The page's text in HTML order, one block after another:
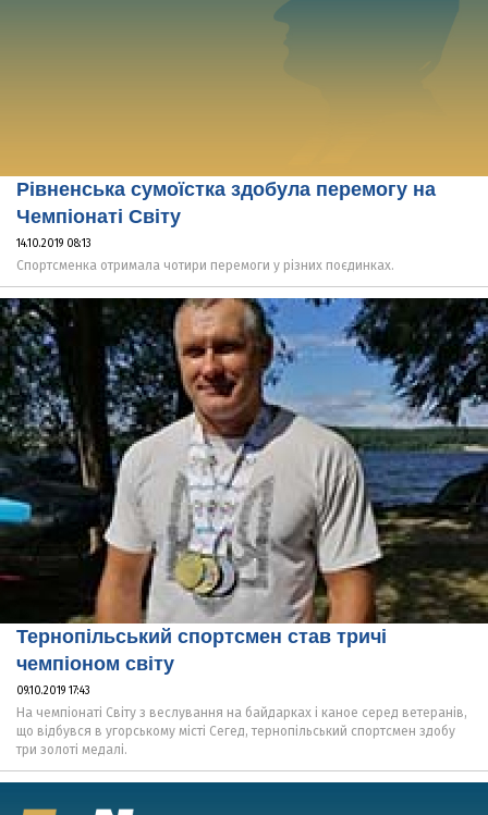
Рівненська сумоїстка здобула перемогу на
Чемпіонаті Світу
14.10.2019 08:13
Спортсменка отримала чотири перемоги у різних поєдинках.
Тернопільський спортсмен став тричі
чемпіоном світу
09.10.2019 17:43
На чемпіонаті Світу з веслування на байдарках і каное серед ветеранів,
що відбувся в угорському місті Сегед, тернопільський спортсмен здобу
три золоті медалі.